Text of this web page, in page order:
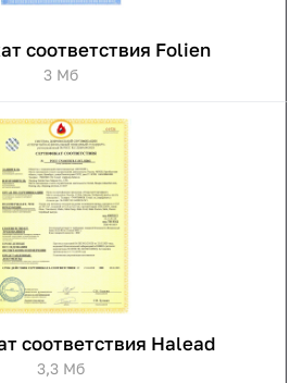
соответствия Folien
3 Мб
соответствия Halead
3,3 Мб